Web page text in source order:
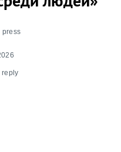
press
reply